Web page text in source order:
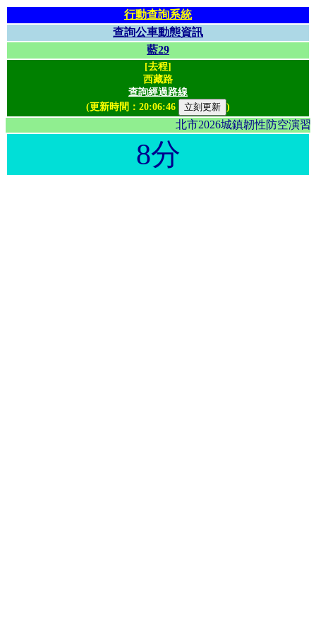
行動查詢系統
查詢公車動態資訊
藍29
[去程]
西藏路
查詢經過路線
(更新時間： 20:06:46 )
北市2026城鎮韌性防空
8分